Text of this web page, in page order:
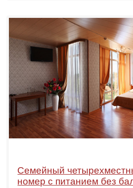
Семейный
номер с питанием без